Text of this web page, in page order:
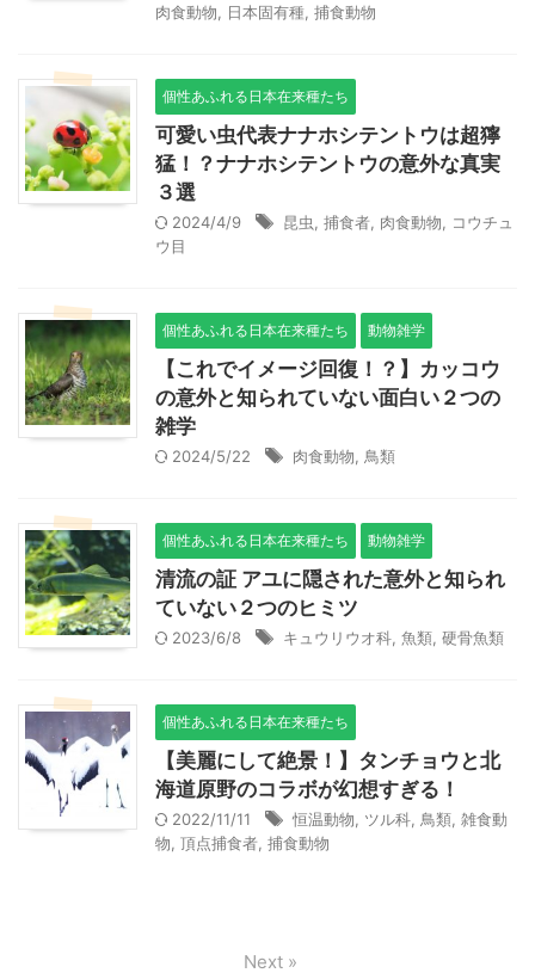
肉食動物 日本固有種 捕食動物
個性あふれる日本在来種たち
可愛い虫代表ナナホシテントウは超獰
猛！？ナナホシテントウの意外な真実
３選
2024/4/9 昆虫 捕食者 肉食動物
コウチュ
ウ目
個性あふれる日本在来種たち 動物雑学
【これでイメージ回復！？】カッコウ
の意外と知られていない面白い２つの
雑学
2024/5/22 肉食動物 鳥類
個性あふれる日本在来種たち 動物雑学
清流の証 アユに隠された意外と知られ
ていない２つのヒミツ
2023/6/8 キュウリウオ科 魚類 硬骨魚類
個性あふれる日本在来種たち
【美麗にして絶景！】タンチョウと北
海道原野のコラボが幻想すぎる！
2022/11/11 恒温動物 ツル科 鳥類 雑食動
物 頂点捕食者 捕食動物
Next »